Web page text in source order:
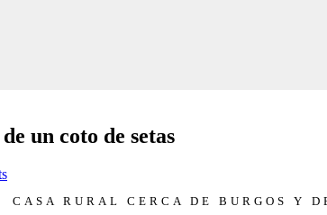
un coto de setas
CASA RURAL CERCA DE BURGOS Y